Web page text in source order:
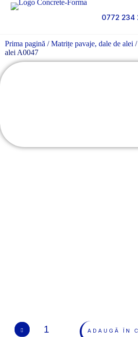
0772 234
Prima pagină /Matrițe pavaje, dale de alei
alei A0047
ADAUGĂ ÎN